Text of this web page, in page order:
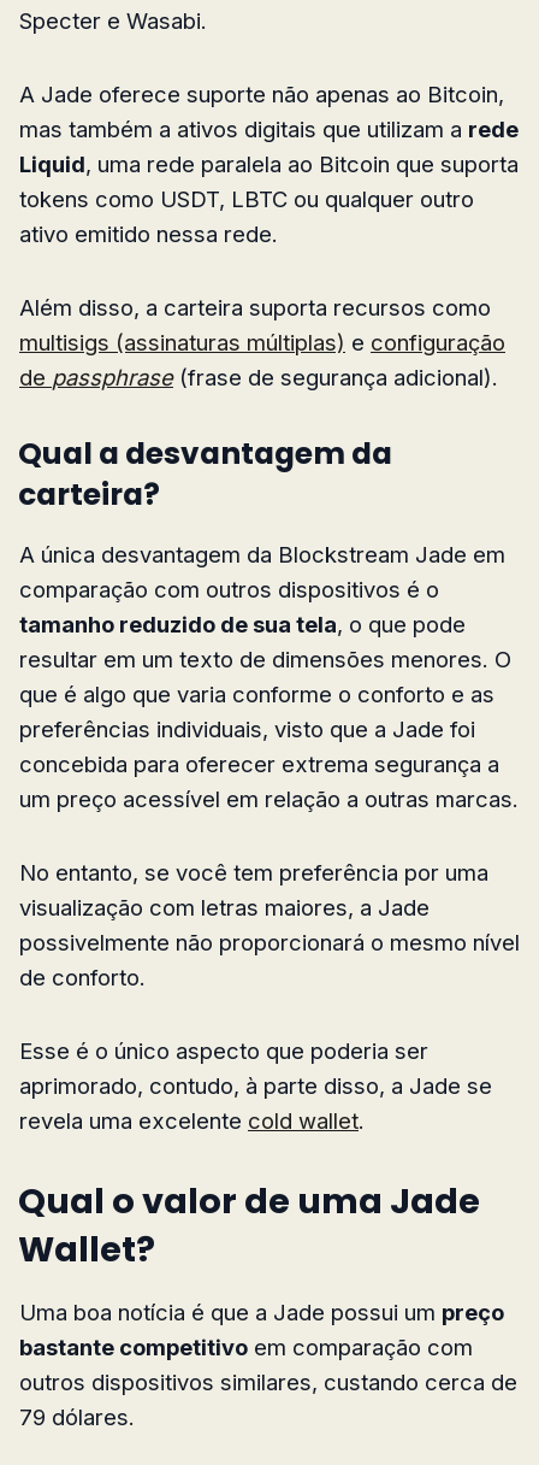
Specter e Wasabi.
A Jade oferece suporte não apenas ao Bitcoin,
mas também a ativos digitais que utilizam a rede
Liquid, uma rede paralela ao Bitcoin que suporta
tokens como USDT, LBTC ou qualquer outro
ativo emitido nessa rede.
Além disso, a carteira suporta recursos como
multisigs (assinaturas múltiplas) e configuração
de passphrase(frase de segurança adicional).
Qual a desvantagem da
carteira?
A única desvantagem da Blockstream Jade em
comparação com outros dispositivos é o
tamanho reduzido de sua tela, o que pode
resultar em um texto de dimensões menores. O
que é algo que varia conforme o conforto e as
preferências individuais, visto que a Jade foi
concebida para oferecer extrema segurança a
um preço acessível em relação a outras marcas.
No entanto, se você tem preferência por uma
visualização com letras maiores, a Jade
possivelmente não proporcionará o mesmo nível
de conforto.
Esse é o único aspecto que poderia ser
aprimorado, contudo, à parte disso, a Jade se
revela uma excelente cold wallet.
Qual o valor de uma Jade
Wallet?
Uma boa notícia é que a Jade possui um preço
bastante competitivo em comparação com
outros dispositivos similares, custando cerca de
79 dólares.